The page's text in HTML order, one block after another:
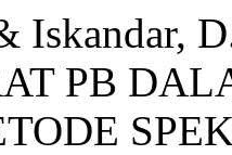
Iskandar,
PB